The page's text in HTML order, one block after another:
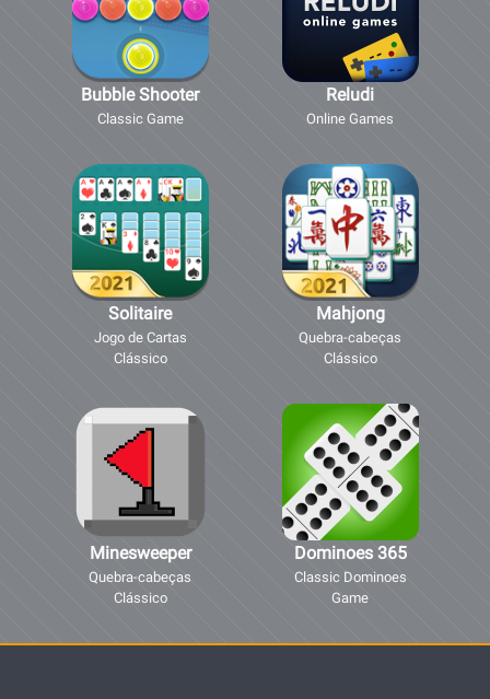
Bubble Shooter
Classic Game
Reludi
Online Games
Solitaire
Jogo de Cartas
Clássico
Mahjong
Quebra-cabeças
Clássico
Minesweeper
Quebra-cabeças
Clássico
Dominoes 365
Classic Dominoes
Game